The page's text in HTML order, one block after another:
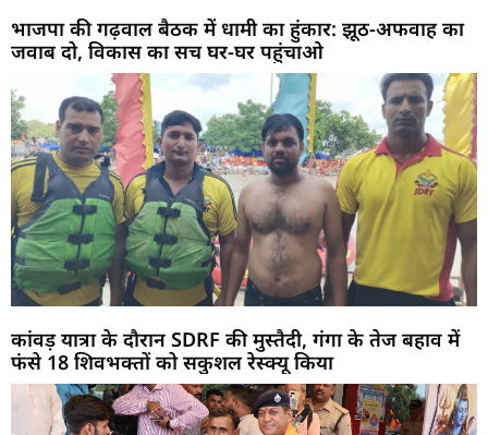
भाजपा की गढ़वाल बैठक में धामी का हुंकार: झूठ-अफवाह का
जवाब दो, विकास का सच घर-घर पहुंचाओ
कांवड़ यात्रा के दौरान SDRF की मुस्तैदी, गंगा के तेज बहाव में
फंसे 18 शिवभक्तों को सकुशल रेस्क्यू किया